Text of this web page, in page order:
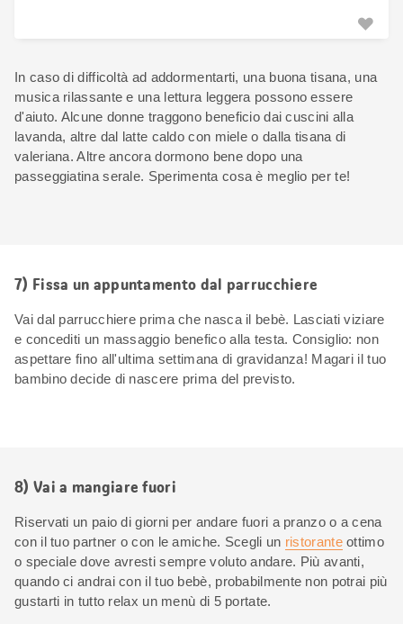
In caso di difficoltà ad addormentarti, una buona tisana, una
musica rilassante e una lettura leggera possono essere
d'aiuto. Alcune donne traggono beneficio dai cuscini alla
lavanda, altre dal latte caldo con miele o dalla tisana di
valeriana. Altre ancora dormono bene dopo una
passeggiatina serale. Sperimenta cosa è meglio per te!
7) Fissa un appuntamento dal parrucchiere
Vai dal parrucchiere prima che nasca il bebè. Lasciati viziare
e concediti un massaggio benefico alla testa. Consiglio: non
aspettare fino all'ultima settimana di gravidanza! Magari il tuo
bambino decide di nascere prima del previsto.
8) Vai a mangiare fuori
Riservati un paio di giorni per andare fuori a pranzo o a cena
con il tuo partner o con le amiche. Scegli un ristoranteottimo
o speciale dove avresti sempre voluto andare. Più avanti,
quando ci andrai con il tuo bebè, probabilmente non potrai più
gustarti in tutto relax un menù di 5 portate.